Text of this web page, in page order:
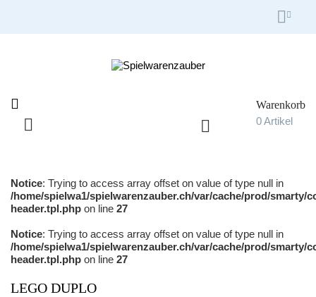

Warenkorb
0Artikel


Notice: Trying to access array offset on value of type null in
/home/spielwa1/spielwarenzauber.ch/var/cache/prod/smarty/
header.tpl.php on line 27
Notice: Trying to access array offset on value of type null in
/home/spielwa1/spielwarenzauber.ch/var/cache/prod/smarty/
header.tpl.php on line 27
LEGO DUPLO